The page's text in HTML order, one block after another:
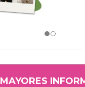
MAYORES